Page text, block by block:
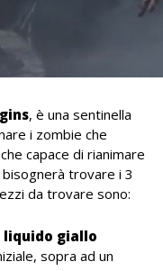
, è una sentinella
i zombie che
capace di rianimare
trovare i 3
da trovare sono:
liquido giallo
sopra ad un